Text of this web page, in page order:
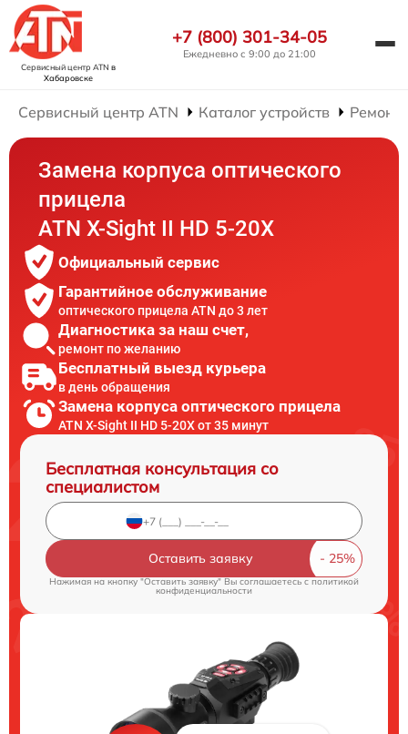
Сервисный центр ATN в
Хабаровске
+7 (800) 301-34-05
Ежедневно с 9:00 до 21:00
Сервисный центр ATN Каталог устройств Ремонт
Замена корпуса оптического
прицела
ATN X-Sight II HD 5-20X
Официальный сервис
Гарантийное обслуживание
оптического прицела ATN до 3 лет
Диагностика за наш счет,
ремонт по желанию
Бесплатный выезд курьера
в день обращения
Замена корпуса оптического прицела
ATN X-Sight II HD 5-20X от 35 минут
Бесплатная консультация со
специалистом
Оставить заявку
Нажимая на кнопку "Оставить заявку" Вы соглашаетесь cполитикой
конфиденциальности